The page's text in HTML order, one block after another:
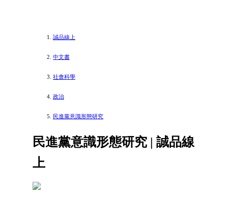
誠品線上
中文書
社會科學
政治
民進黨意識形態研究
民進黨意識形態研究 | 誠品線
上